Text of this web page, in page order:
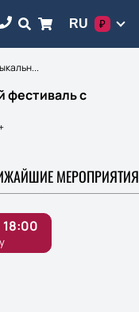
RU ₽
фестиваль с
МЕРОПРИЯТИЯ